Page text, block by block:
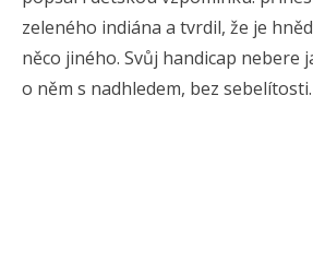
zeleného indiána a tvrdil, že je
něco jiného. Svůj handicap nebere
o něm s nadhledem, bez sebelítosti.